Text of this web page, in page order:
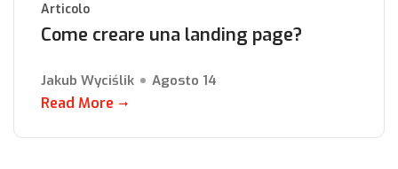
Articolo
Come creare una landing page?
Jakub Wyciślik Agosto 14
Read More